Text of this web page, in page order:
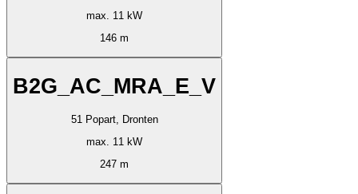
max. 11 kW
146 m
B2G_AC_MRA_E_V
51 Popart, Dronten
max. 11 kW
247 m